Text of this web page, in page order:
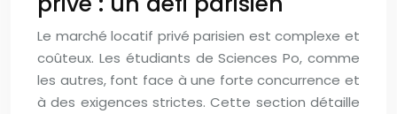
Le marché locatif privé parisien est complexe et
coûteux. Les étudiants de Sciences Po, comme
les autres, font face à une forte concurrence et
à des exigences strictes. Cette section détaille